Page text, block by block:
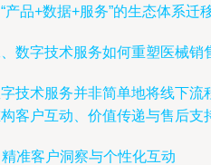
产品+数据+服务”的生态体系迁移
数字技术服务如何重塑医械销
技术服务并非简单地将线下流
客户互动、价值传递与售后支
准客户洞察与个性化互动